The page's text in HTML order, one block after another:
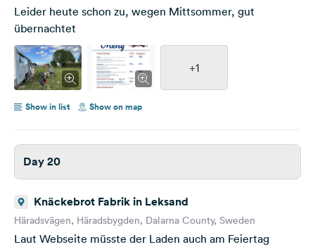
Leider heute schon zu, wegen Mittsommer, gut
übernachtet
+1
Show in list Show on map
Day 20
Knäckebrot Fabrik in Leksand
Häradsvägen, Häradsbygden, Dalarna County, Sweden
Laut Webseite müsste der Laden auch am Feiertag